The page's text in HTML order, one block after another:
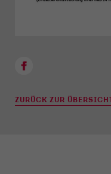
ZURÜCK ZUR ÜBERSICHT